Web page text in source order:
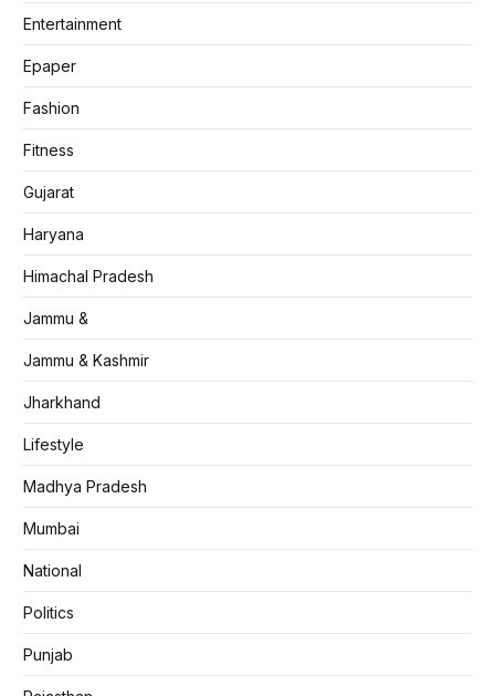
Entertainment
Epaper
Fashion
Fitness
Gujarat
Haryana
Himachal Pradesh
Jammu &
Jammu & Kashmir
Jharkhand
Lifestyle
Madhya Pradesh
Mumbai
National
Politics
Punjab